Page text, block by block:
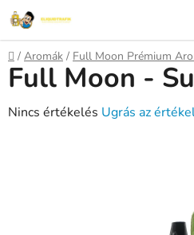
Ugrás
fő
tartalomhoz
Kezdőlap
/ Aromák / Full Moon Prémium
Full Moon -
A
Nincs értékelés Ugrás az